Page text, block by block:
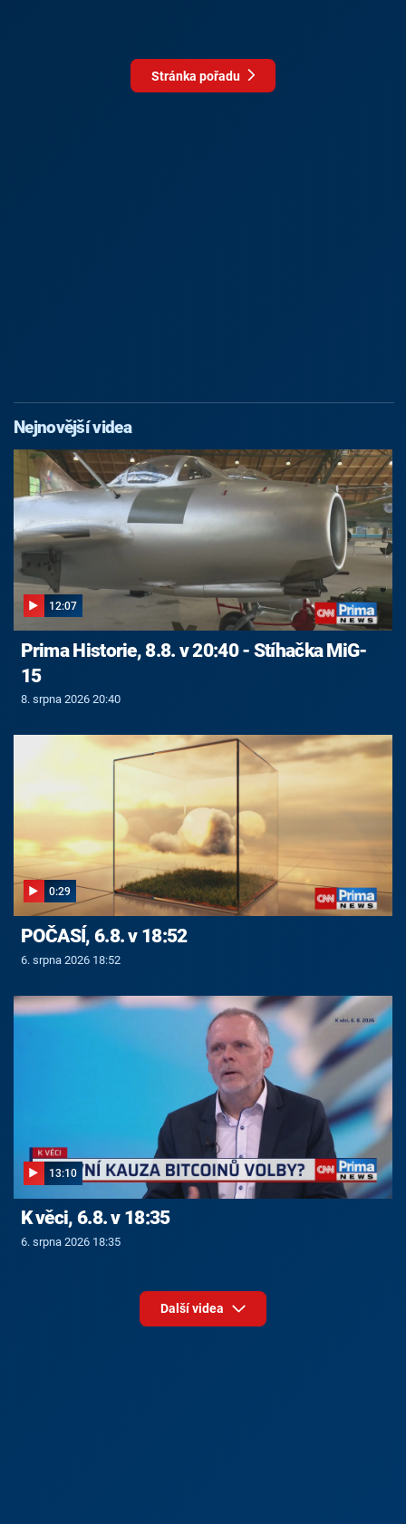
Stránka pořadu
Nejnovější videa
12:07
Prima Historie, 8.8. v 20:40 - Stíhačka MiG-
15
8. srpna 2026 20:40
0:29
POČASÍ, 6.8. v 18:52
6. srpna 2026 18:52
13:10
K věci, 6.8. v 18:35
6. srpna 2026 18:35
Další videa